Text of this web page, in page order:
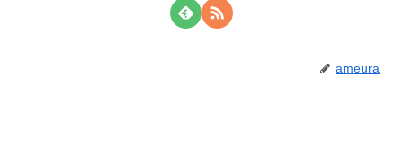
ameura